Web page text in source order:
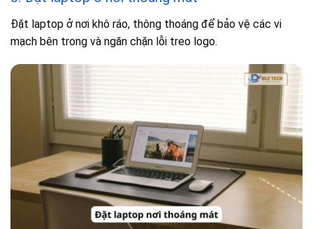
Đặt laptop ở nơi khô ráo, thông thoáng để bảo vệ các vi
mạch bên trong và ngăn chặn lỗi treo logo.